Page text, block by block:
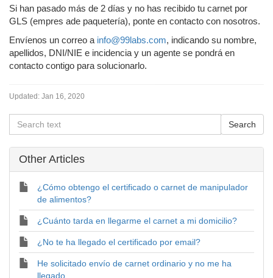
Si han pasado más de 2 días y no has recibido tu carnet por
GLS (empres ade paquetería), ponte en contacto con nosotros.
Envíenos un correo a info@99labs.com, indicando su nombre,
apellidos, DNI/NIE e incidencia y un agente se pondrá en
contacto contigo para solucionarlo.
Updated: Jan 16, 2020
Other Articles
¿Cómo obtengo el certificado o carnet de manipulador
de alimentos?
¿Cuánto tarda en llegarme el carnet a mi domicilio?
¿No te ha llegado el certificado por email?
He solicitado envío de carnet ordinario y no me ha
llegado.